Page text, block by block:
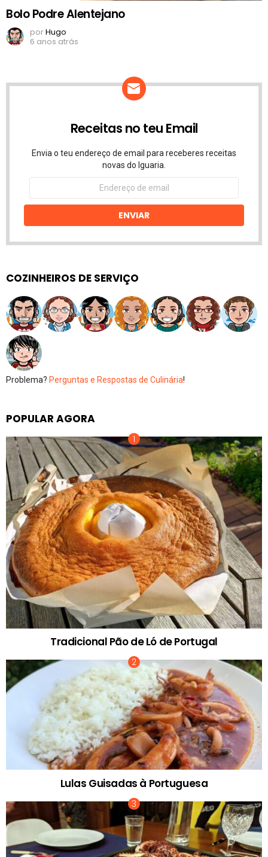
Bolo Podre Alentejano
porHugo
6 anos atrás
Receitas no teu Email
Envia o teu endereço de email para receberes receitas
novas do Iguaria.
Endereço
email
ENVIAR
COZINHEIROS DE SERVIÇO
Problema? Perguntas e Respostas de Culinária!
POPULAR AGORA
Tradicional Pão de Ló de Portugal
Lulas Guisadas à Portuguesa